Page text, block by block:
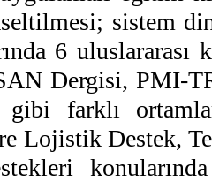
sistem
6 uluslararası
Dergisi, PMI-
gibi farklı
Lojistik Destek,